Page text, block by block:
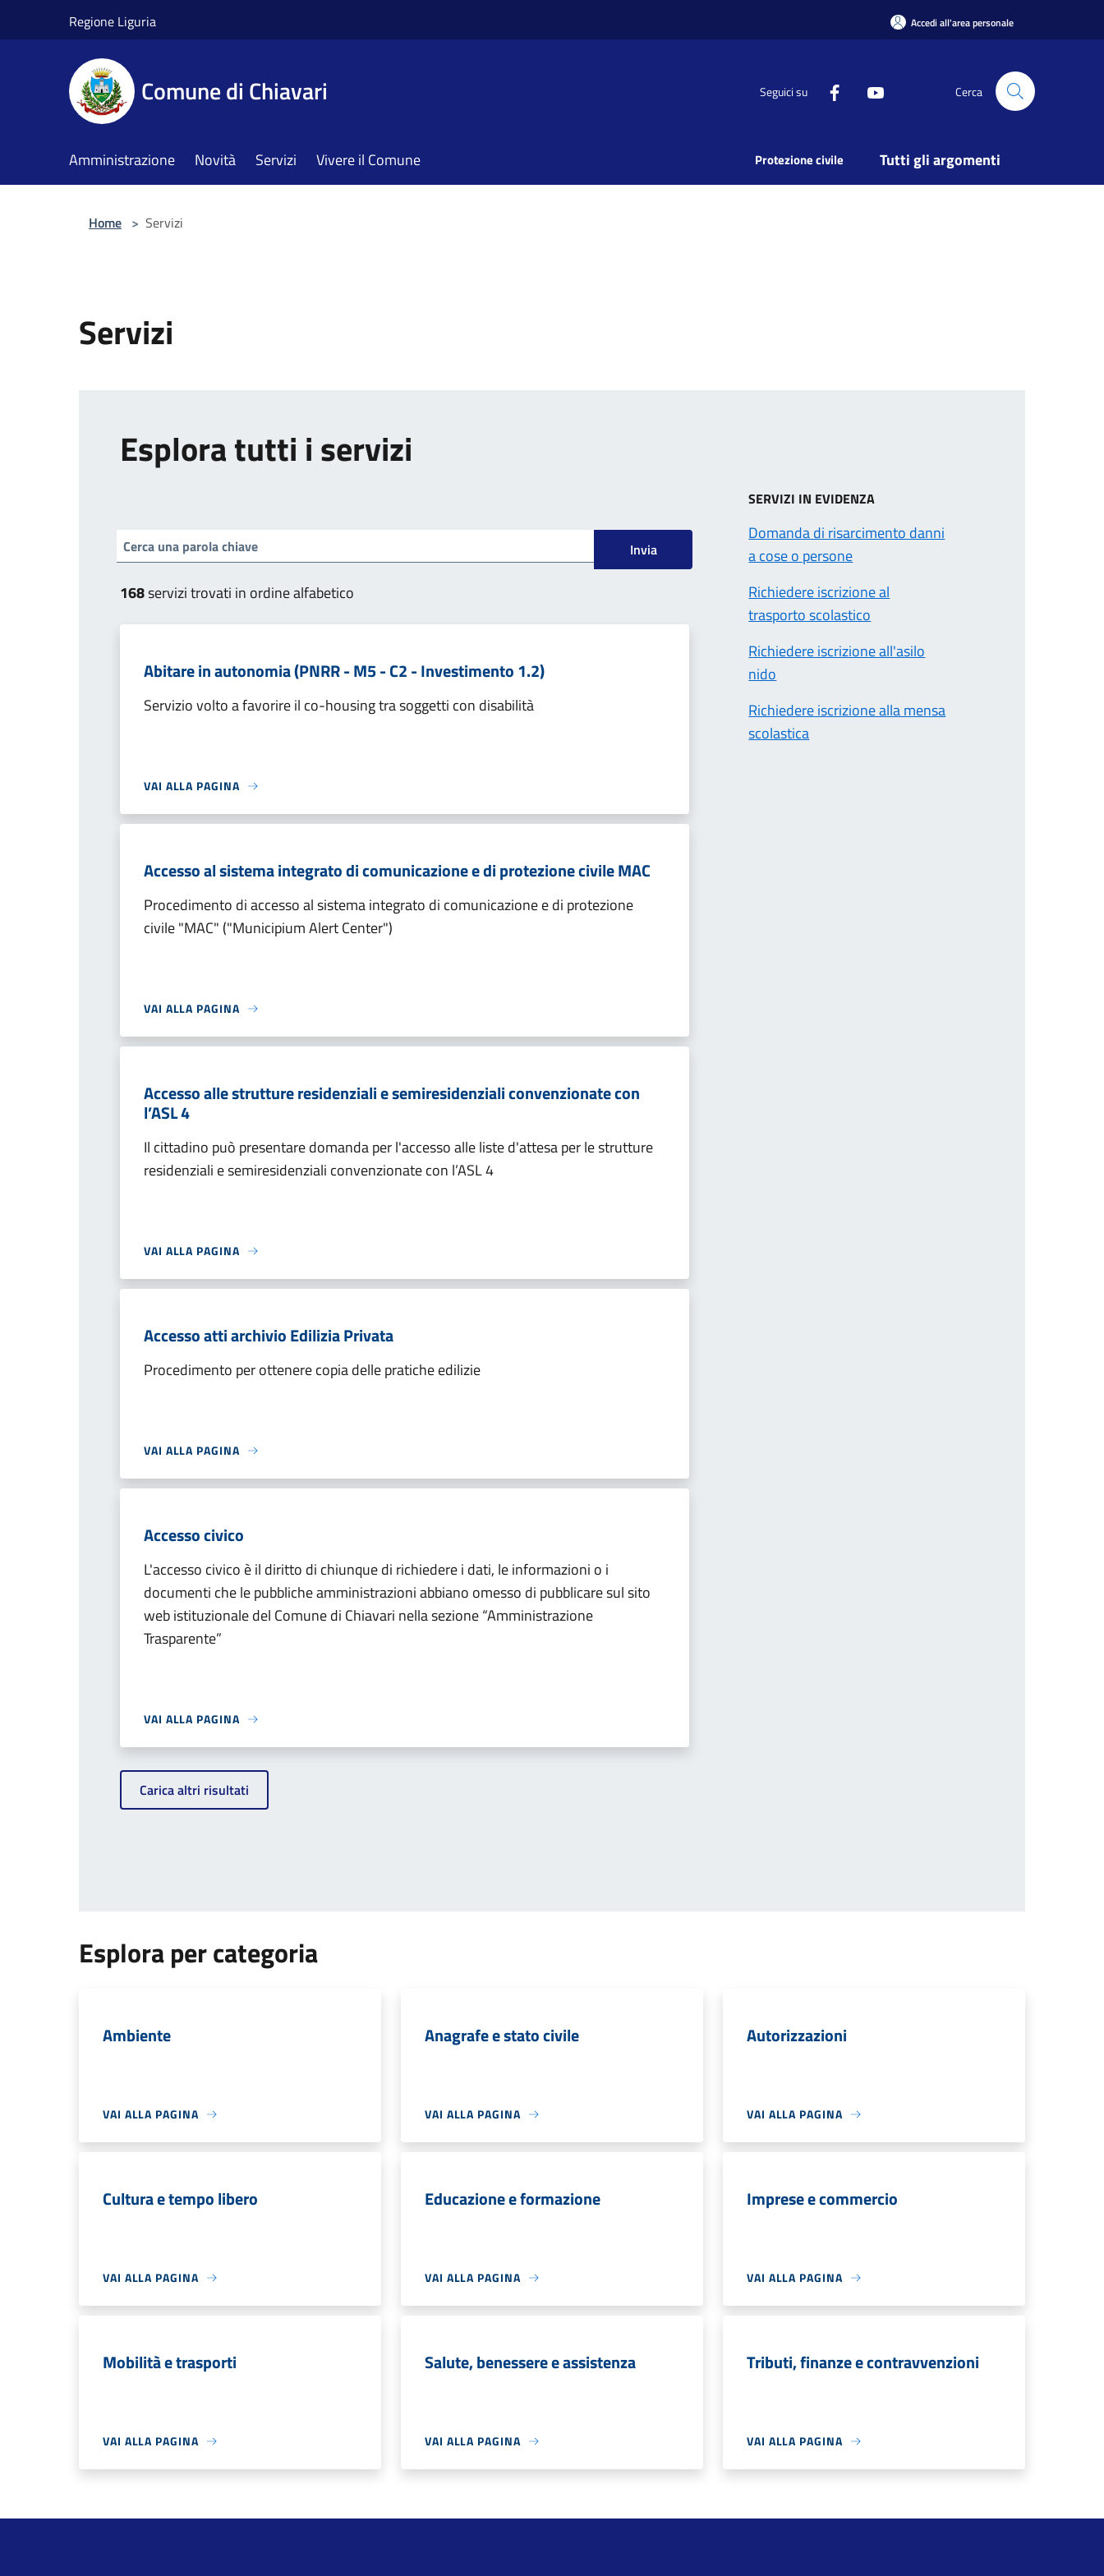
Regione Liguria Accedi all'area personale
Comune di Chiavari Seguici su Cerca
Amministrazione Novità Servizi Vivere il Comune Protezione civile Tutti gli argomenti
Home > Servizi
Servizi
Esplora tutti i servizi
Invia
168servizi trovati in ordine alfabetico
Abitare in autonomia (PNRR - M5 - C2 - Investimento 1.2)
Servizio volto a favorire il co-housing tra soggetti con disabilità
VAI ALLA PAGINA
Accesso al sistema integrato di comunicazione e di protezione civile MAC
Procedimento di accesso al sistema integrato di comunicazione e di protezione
civile "MAC" ("Municipium Alert Center")
VAI ALLA PAGINA
Accesso alle strutture residenziali e semiresidenziali convenzionate con
l’ASL 4
Il cittadino può presentare domanda per l'accesso alle liste d'attesa per le strutture
residenziali e semiresidenziali convenzionate con l’ASL 4
VAI ALLA PAGINA
Accesso atti archivio Edilizia Privata
Procedimento per ottenere copia delle pratiche edilizie
VAI ALLA PAGINA
Accesso civico
L'accesso civico è il diritto di chiunque di richiedere i dati, le informazioni o i
documenti che le pubbliche amministrazioni abbiano omesso di pubblicare sul sito
web istituzionale del Comune di Chiavari nella sezione “Amministrazione
Trasparente”
VAI ALLA PAGINA
Carica altri risultati
SERVIZI IN EVIDENZA
Domanda di risarcimento danni
a cose o persone
Richiedere iscrizione al
trasporto scolastico
Richiedere iscrizione all'asilo
nido
Richiedere iscrizione alla mensa
scolastica
Esplora per categoria
Ambiente
VAI ALLA PAGINA
Anagrafe e stato civile
VAI ALLA PAGINA
Autorizzazioni
VAI ALLA PAGINA
Cultura e tempo libero
VAI ALLA PAGINA
Educazione e formazione
VAI ALLA PAGINA
Imprese e commercio
VAI ALLA PAGINA
Mobilità e trasporti
VAI ALLA PAGINA
Salute, benessere e assistenza
VAI ALLA PAGINA
Tributi, finanze e contravvenzioni
VAI ALLA PAGINA